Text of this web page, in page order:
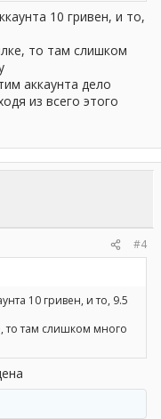
10 гривен, и то,
то там слишком
аккаунта дело
из всего этого
#4
10 гривен, и то, 9.5
то там слишком много